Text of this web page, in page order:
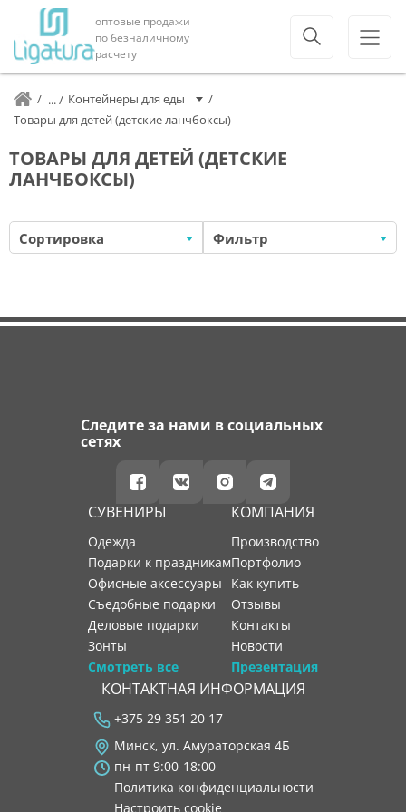
оптовые продажи
по безналичному
расчету
Контейнеры для еды
Товары для детей (детские ланчбоксы)
ТОВАРЫ ДЛЯ ДЕТЕЙ (ДЕТСКИЕ
ЛАНЧБОКСЫ)
Сортировка Фильтр
Следите за нами в социальных
сетях
СУВЕНИРЫ
Одежда
Подарки к праздникам
Офисные аксессуары
Съедобные подарки
Деловые подарки
Зонты
Смотреть все
КОМПАНИЯ
производство
портфолио
как купить
отзывы
контакты
новости
Презентация
КОНТАКТНАЯ ИНФОРМАЦИЯ
+375 29 351 20 17
Минск, ул. Амураторская 4Б
пн-пт 9:00-18:00
Политика конфиденциальности
Настроить cookie